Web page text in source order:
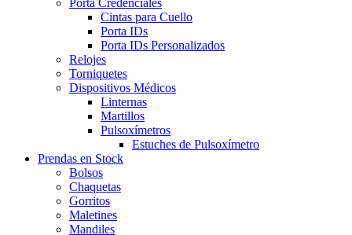
Porta Credenciales
Cintas para Cuello
Porta IDs
Porta IDs Personalizados
Relojes
Torniquetes
Dispositivos Médicos
Linternas
Martillos
Pulsoxímetros
Estuches de Pulsoxímetro
Prendas en Stock
Bolsos
Chaquetas
Gorritos
Maletines
Mandiles